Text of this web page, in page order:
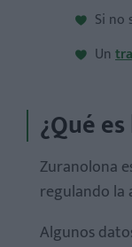
Si no
Un
¿Qué
Zuranolona
regulando la
Algunos